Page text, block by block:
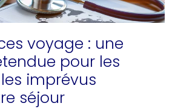
voyage : une
pour les
imprévus
séjour